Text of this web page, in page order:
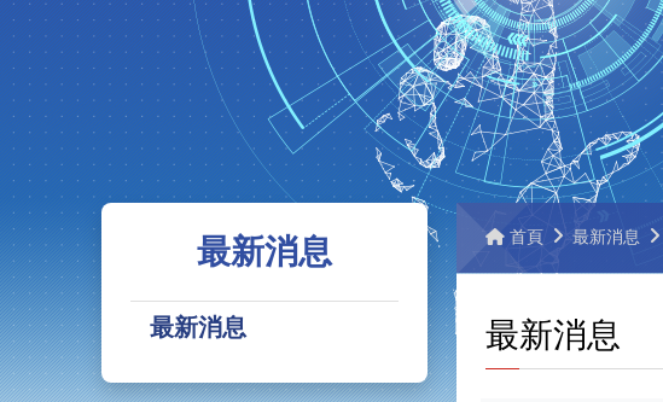
最新消息
最新消息
首頁 最新消息
最新消息